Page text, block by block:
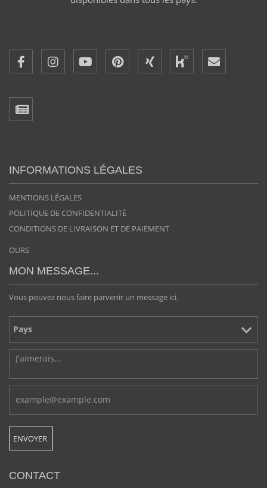
INFORMATIONS LÉGALES
MENTIONS LÉGALES
POLITIQUE DE CONFIDENTIALITÉ
CONDITIONS DE LIVRAISON ET DE PAIEMENT
OURS
MON MESSAGE...
Vous pouvez nous faire parvenir un message ici.
CONTACT